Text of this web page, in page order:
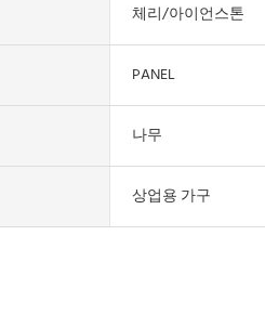
체리/아이언스톤
PANEL
나무
상업용 가구